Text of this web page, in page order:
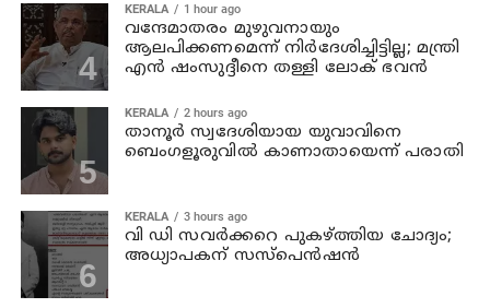
KERALA 1 hour ago
വന്ദേമാതരം മുഴുവനായും
ആലപിക്കണമെന്ന് നിര്‍ദേശിച്ചിട്ടില്ല; മന്ത്രി
എന്‍ ഷംസുദ്ദീനെ തള്ളി ലോക് ഭവന്‍
KERALA 2 hours ago
താനൂര്‍ സ്വദേശിയായ യുവാവിനെ
ബെംഗളൂരുവില്‍ കാണാതായെന്ന് പരാതി
KERALA 3 hours ago
വി ഡി സവര്‍ക്കറെ പുകഴ്ത്തിയ ചോദ്യം;
അധ്യാപകന് സസ്പെന്‍ഷന്‍